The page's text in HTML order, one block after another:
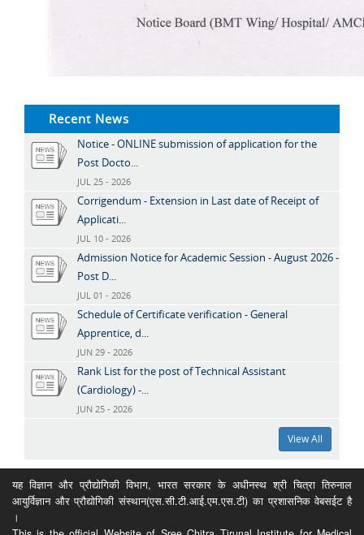
Recent News
Notice - ONLINE submission of application for the
Post Docto...
JUL 25 - 2026
Corrigendum - Extension in Last date of Receipt of
Applicati...
JUL 10 - 2026
Admission Notice for Academic Session - August 2026 -
Post D...
JUL 01 - 2026
Schedule of Certificate verification - General
Apprentice, d...
JUN 29 - 2026
Rank List for the post of Technical Assistant
(Cardiology) -...
JUN 25 - 2026
View All
यह विज्ञान और प्रौद्योगिकी विभाग, भारत सरकार के अधीनस्थ श्री चित्रा तिरुनाल
आयुर्विज्ञान और प्रौद्योगिकी संस्थान(एस.सी.टी.आई.एम.एस.टी) का प्रशासनिक वेबसईट है
।